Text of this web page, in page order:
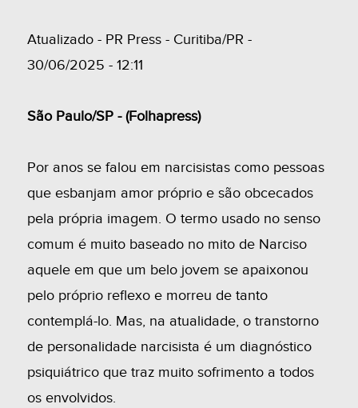
Atualizado - PR Press - Curitiba/PR -
30/06/2025 - 12:11
São Paulo/SP - (Folhapress)
Por anos se falou em narcisistas como pessoas
que esbanjam amor próprio e são obcecados
pela própria imagem. O termo usado no senso
comum é muito baseado no mito de Narciso
aquele em que um belo jovem se apaixonou
pelo próprio reflexo e morreu de tanto
contemplá-lo. Mas, na atualidade, o transtorno
de personalidade narcisista é um diagnóstico
psiquiátrico que traz muito sofrimento a todos
os envolvidos.